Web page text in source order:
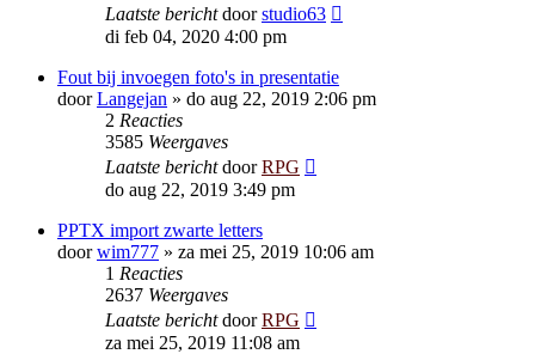
Laatste berichtdoorstudio63
di feb 04, 2020 4:00 pm
Fout bij invoegen foto's in presentatie
doorLangejan » do aug 22, 2019 2:06 pm
2 Reacties
3585 Weergaves
Laatste berichtdoorRPG
do aug 22, 2019 3:49 pm
PPTX import zwarte letters
doorwim777 » za mei 25, 2019 10:06 am
1 Reacties
2637 Weergaves
Laatste berichtdoorRPG
za mei 25, 2019 11:08 am